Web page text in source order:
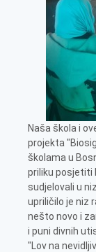
Naša škola i
projekta
školama u
priliku posjetiti
sudjelovali u
upriličilo je niz
nešto novo i
i puni divnih
"Lov na